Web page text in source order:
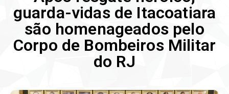
guarda-vidas de Itacoatiara
são homenageados pelo
Corpo de Bombeiros Militar
do RJ